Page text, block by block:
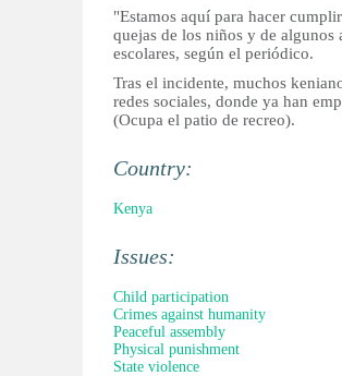
"Estamos aquí para hacer
quejas de los niños y de algunos
escolares, según el periódico.
Tras el incidente, muchos
redes sociales, donde ya han
(Ocupa el patio de recreo).
Country:
Kenya
Issues:
Child participation
Crimes against humanity
Peaceful assembly
Physical punishment
State violence